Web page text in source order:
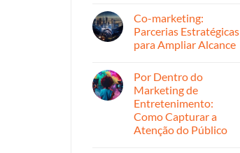
Todos
os
Canais
em
Cross
Channel
Marketing:
Integrando
Através
de
Múltiplos
Canais
Co-marketing:
Parcerias Estratégicas
para Ampliar Alcance
em
Co-
marketing:
Parcerias
Estratégicas
para
Ampliar
Por Dentro do
Marketing de
Entretenimento:
Como Capturar a
Atenção do Público